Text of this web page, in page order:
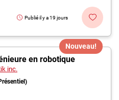
Publié il y a 19 jours
Nouveau!
en robotique
inc.